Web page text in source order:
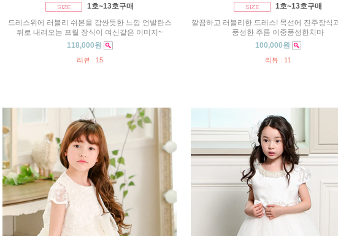
1호~13호구매
드레스위에 러블리 쉬본을 감싼듯한 느낌 언발란스
뒤로 내려오는 프릴 장식이 여신같은 이미지~
118,000원
리뷰 : 15
1호~13호구매
깔끔하고 러블리한 드레스! 목선에 진주장식
풍성한 주름 이중풍성한치마
100,000원
리뷰 : 11